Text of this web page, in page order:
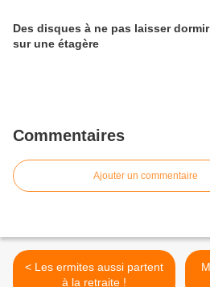
Des disques à ne pas laisser dormir
sur une étagère
Commentaires
Ajouter un commentaire
< Les ermites aussi partent
à la retraite !